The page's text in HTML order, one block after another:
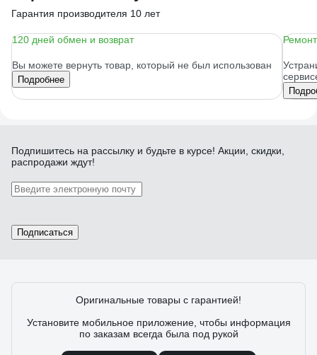
Гарантия производителя 10 лет
120 дней обмен и возврат
Вы можете вернуть товар, который не был использован
Подробнее
Подпишитесь на рассылку и будьте в курсе! Акции, скидки,
распродажи ждут!
Подписаться
Оригинальные товары с гарантией!
Установите мобильное приложение, чтобы информация
по заказам всегда была под рукой